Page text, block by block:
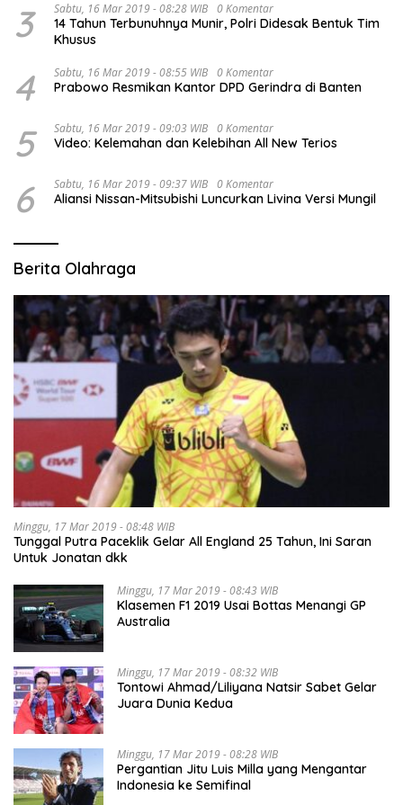
3 Sabtu, 16 Mar 2019 - 08:28 WIB 0 Komentar
14 Tahun Terbunuhnya Munir, Polri Didesak Bentuk Tim
Khusus
4 Sabtu, 16 Mar 2019 - 08:55 WIB 0 Komentar
Prabowo Resmikan Kantor DPD Gerindra di Banten
5 Sabtu, 16 Mar 2019 - 09:03 WIB 0 Komentar
Video: Kelemahan dan Kelebihan All New Terios
6 Sabtu, 16 Mar 2019 - 09:37 WIB 0 Komentar
Aliansi Nissan-Mitsubishi Luncurkan Livina Versi Mungil
Berita Olahraga
Minggu, 17 Mar 2019 - 08:48 WIB
Tunggal Putra Paceklik Gelar All England 25 Tahun, Ini Saran
Untuk Jonatan dkk
Minggu, 17 Mar 2019 - 08:43 WIB
Klasemen F1 2019 Usai Bottas Menangi GP
Australia
Minggu, 17 Mar 2019 - 08:32 WIB
Tontowi Ahmad/Liliyana Natsir Sabet Gelar
Juara Dunia Kedua
Minggu, 17 Mar 2019 - 08:28 WIB
Pergantian Jitu Luis Milla yang Mengantar
Indonesia ke Semifinal